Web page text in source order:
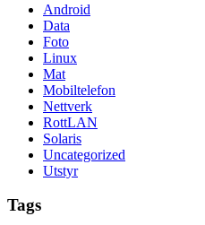
Android
Data
Foto
Linux
Mat
Mobiltelefon
Nettverk
RottLAN
Solaris
Uncategorized
Utstyr
Tags